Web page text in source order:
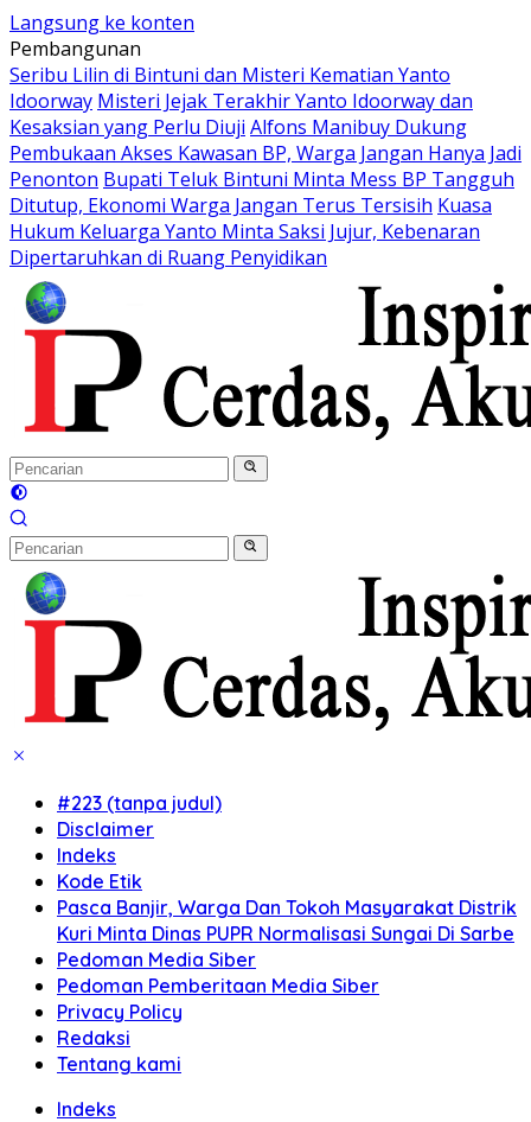
Langsung ke konten
Pembangunan
Seribu Lilin di Bintuni dan Misteri Kematian Yanto
Idoorway Misteri Jejak Terakhir Yanto Idoorway dan
Kesaksian yang Perlu Diuji Alfons Manibuy Dukung
Pembukaan Akses Kawasan BP, Warga Jangan Hanya Jadi
Penonton Bupati Teluk Bintuni Minta Mess BP Tangguh
Ditutup, Ekonomi Warga Jangan Terus Tersisih Kuasa
Hukum Keluarga Yanto Minta Saksi Jujur, Kebenaran
Dipertaruhkan di Ruang Penyidikan
#223 (tanpa judul)
Disclaimer
Indeks
Kode Etik
Pasca Banjir, Warga Dan Tokoh Masyarakat Distrik
Kuri Minta Dinas PUPR Normalisasi Sungai Di Sarbe
Pedoman Media Siber
Pedoman Pemberitaan Media Siber
Privacy Policy
Redaksi
Tentang kami
Indeks